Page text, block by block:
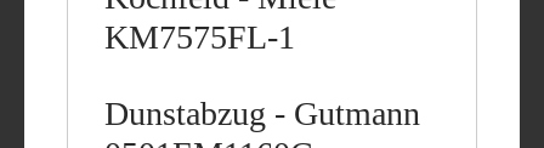
KM7575FL-1
Dunstabzug - Gutmann